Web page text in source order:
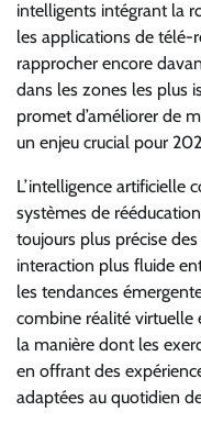
intelligents intégrant la
les applications de
rapprocher encore
dans les zones les plus
promet d’améliorer de
un enjeu crucial pour
L’intelligence artificielle
systèmes de
toujours plus précise
interaction plus fluide
les tendances
combine réalité virtuelle
la manière dont les
en offrant des
adaptées au quotidien